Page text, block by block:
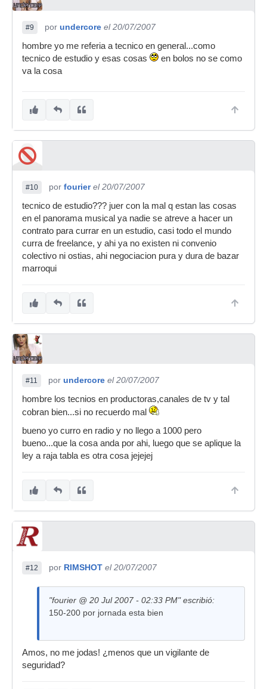
#9 por undercore el 20/07/2007
hombre yo me referia a tecnico en general...como
tecnico de estudio y esas cosas
en bolos no se como
va la cosa
#10 por fourier el 20/07/2007
tecnico de estudio??? juer con la mal q estan las cosas
en el panorama musical ya nadie se atreve a hacer un
contrato para currar en un estudio, casi todo el mundo
curra de freelance, y ahi ya no existen ni convenio
colectivo ni ostias, ahi negociacion pura y dura de bazar
marroqui
#11 por undercore el 20/07/2007
hombre los tecnios en productoras,canales de tv y tal
cobran bien...si no recuerdo mal
bueno yo curro en radio y no llego a 1000 pero
bueno...que la cosa anda por ahi, luego que se aplique la
ley a raja tabla es otra cosa jejejej
#12 por RIMSHOT el 20/07/2007
"fourier @ 20 Jul 2007 - 02:33 PM" escribió:
150-200 por jornada esta bien
Amos, no me jodas! ¿menos que un vigilante de
seguridad?